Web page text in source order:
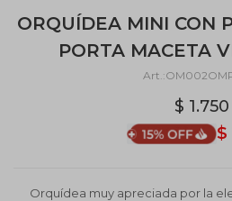
ORQUÍDEA MINI CON
PORTA MACETA
$ 1.750
$
Orquídea muy apreciada por la